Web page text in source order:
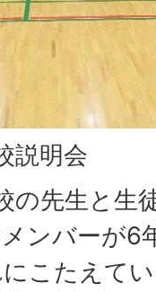
説明会
の先生と生
ンバーが6
こたえて